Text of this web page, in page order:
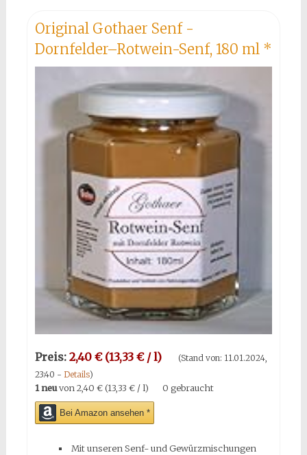
Original Gothaer Senf -
Dornfelder–Rotwein-Senf, 180 ml *
Preis: 2,40 € (13,33 € / l)
(Stand von: 11.01.2024,
23:40 - Details)
1 neuvon2,40 € (13,33 € / l) 0 gebraucht
Bei Amazon ansehen *
Mit unseren Senf- und Gewürzmischungen